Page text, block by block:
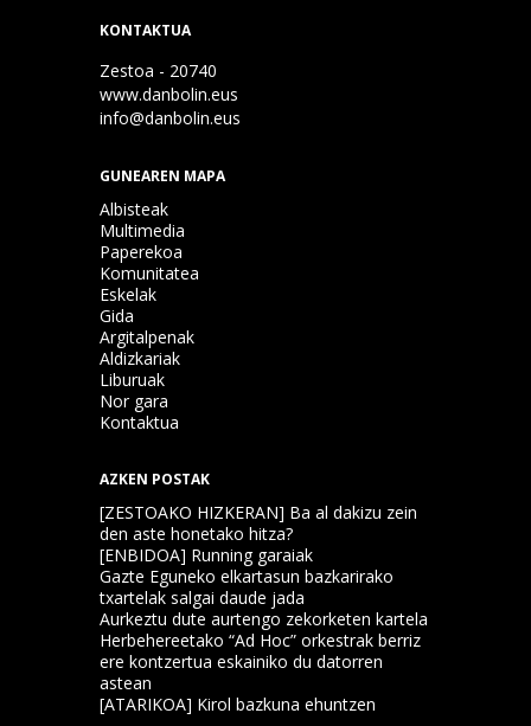
KONTAKTUA
Zestoa - 20740
www.danbolin.eus
info@danbolin.eus
GUNEAREN MAPA
Albisteak
Multimedia
Paperekoa
Komunitatea
Eskelak
Gida
Argitalpenak
Aldizkariak
Liburuak
Nor gara
Kontaktua
AZKEN POSTAK
[ZESTOAKO HIZKERAN] Ba al dakizu zein
den aste honetako hitza?
[ENBIDOA] Running garaiak
Gazte Eguneko elkartasun bazkarirako
txartelak salgai daude jada
Aurkeztu dute aurtengo zekorketen kartela
Herbehereetako “Ad Hoc” orkestrak berriz
ere kontzertua eskainiko du datorren
astean
[ATARIKOA] Kirol bazkuna ehuntzen